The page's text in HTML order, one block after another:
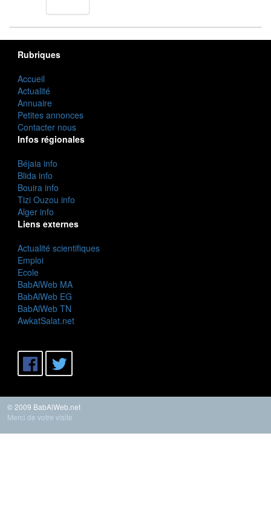
Rubriques
Accueil
Actualité
Annuaire
Petites annonces
Contacter nous
Infos régionales
Béjaia info
Blida info
Bouira info
Tizi Ouzou info
Alger info
Liens externes
Actualité scientifiques
Emploi
Ecole
BabAlWeb MA
BabAlWeb EG
BabAlWeb TN
AwkatSalat.net
© 2009 BabAlWeb.net
Merci de votre visite